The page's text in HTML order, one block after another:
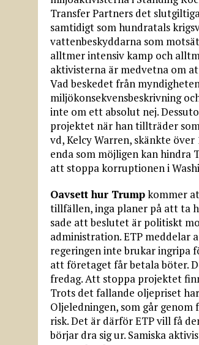
Transfer Partners det
samtidigt som hundratals
vattenbeskyddarna som
alltmer intensiv kamp och
aktivisterna är medvetna om
Vad beskedet från
miljökonsekvensbeskrivning
inte om ett absolut nej.
projektet när han tillträder
vd, Kelcy Warren, skänkte
enda som möjligen kan
att stoppa korruptionen i
Oavsett hur Trumpkommer
tillfällen, inga planer på att ta
sade att beslutet är politiskt
administration. ETP
regeringen inte brukar ingripa
att företaget får betala böter.
fredag. Att stoppa projektet
Trots det fallande oljepriset
Oljeledningen, som går
risk. Det är därför ETP vill få
börjar dra sig ur. Samiska